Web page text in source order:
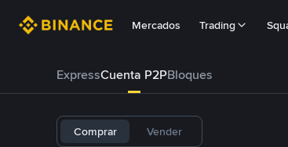
Mercados Trading
ExpressCuenta P2PBloques
Comprar Vender